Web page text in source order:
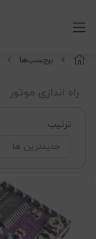
برچسب‌ها
راه اندازی موتور
ترتیب